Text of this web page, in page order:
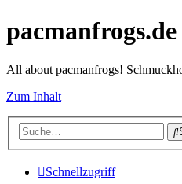
pacmanfrogs.de
All about pacmanfrogs!
Zum Inhalt
Schnellzugriff